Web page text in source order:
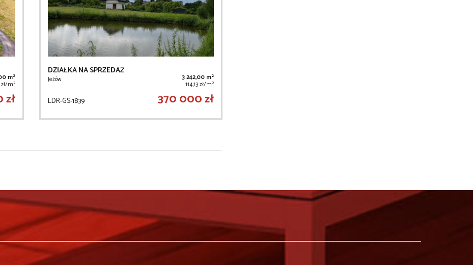
m2
zł/m2
zł
DZIAŁKA NA SPRZEDAŻ
Jeżów 3 242,00 m2
114,13 zł/m2
LDR-GS-1839 370 000 zł